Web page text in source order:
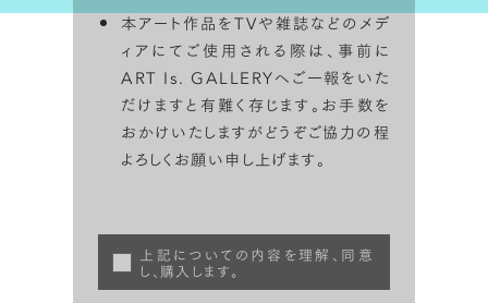
本アート作品をTVや雑誌などのメデ
ィアにてご使用される際は、事前に
ART Is. GALLERYへご一報をいた
だけますと有難く存じます。お手数を
おかけいたしますがどうぞご協力の程
よろしくお願い申し上げます。
上記についての内容を理解、同意
し、購入します。